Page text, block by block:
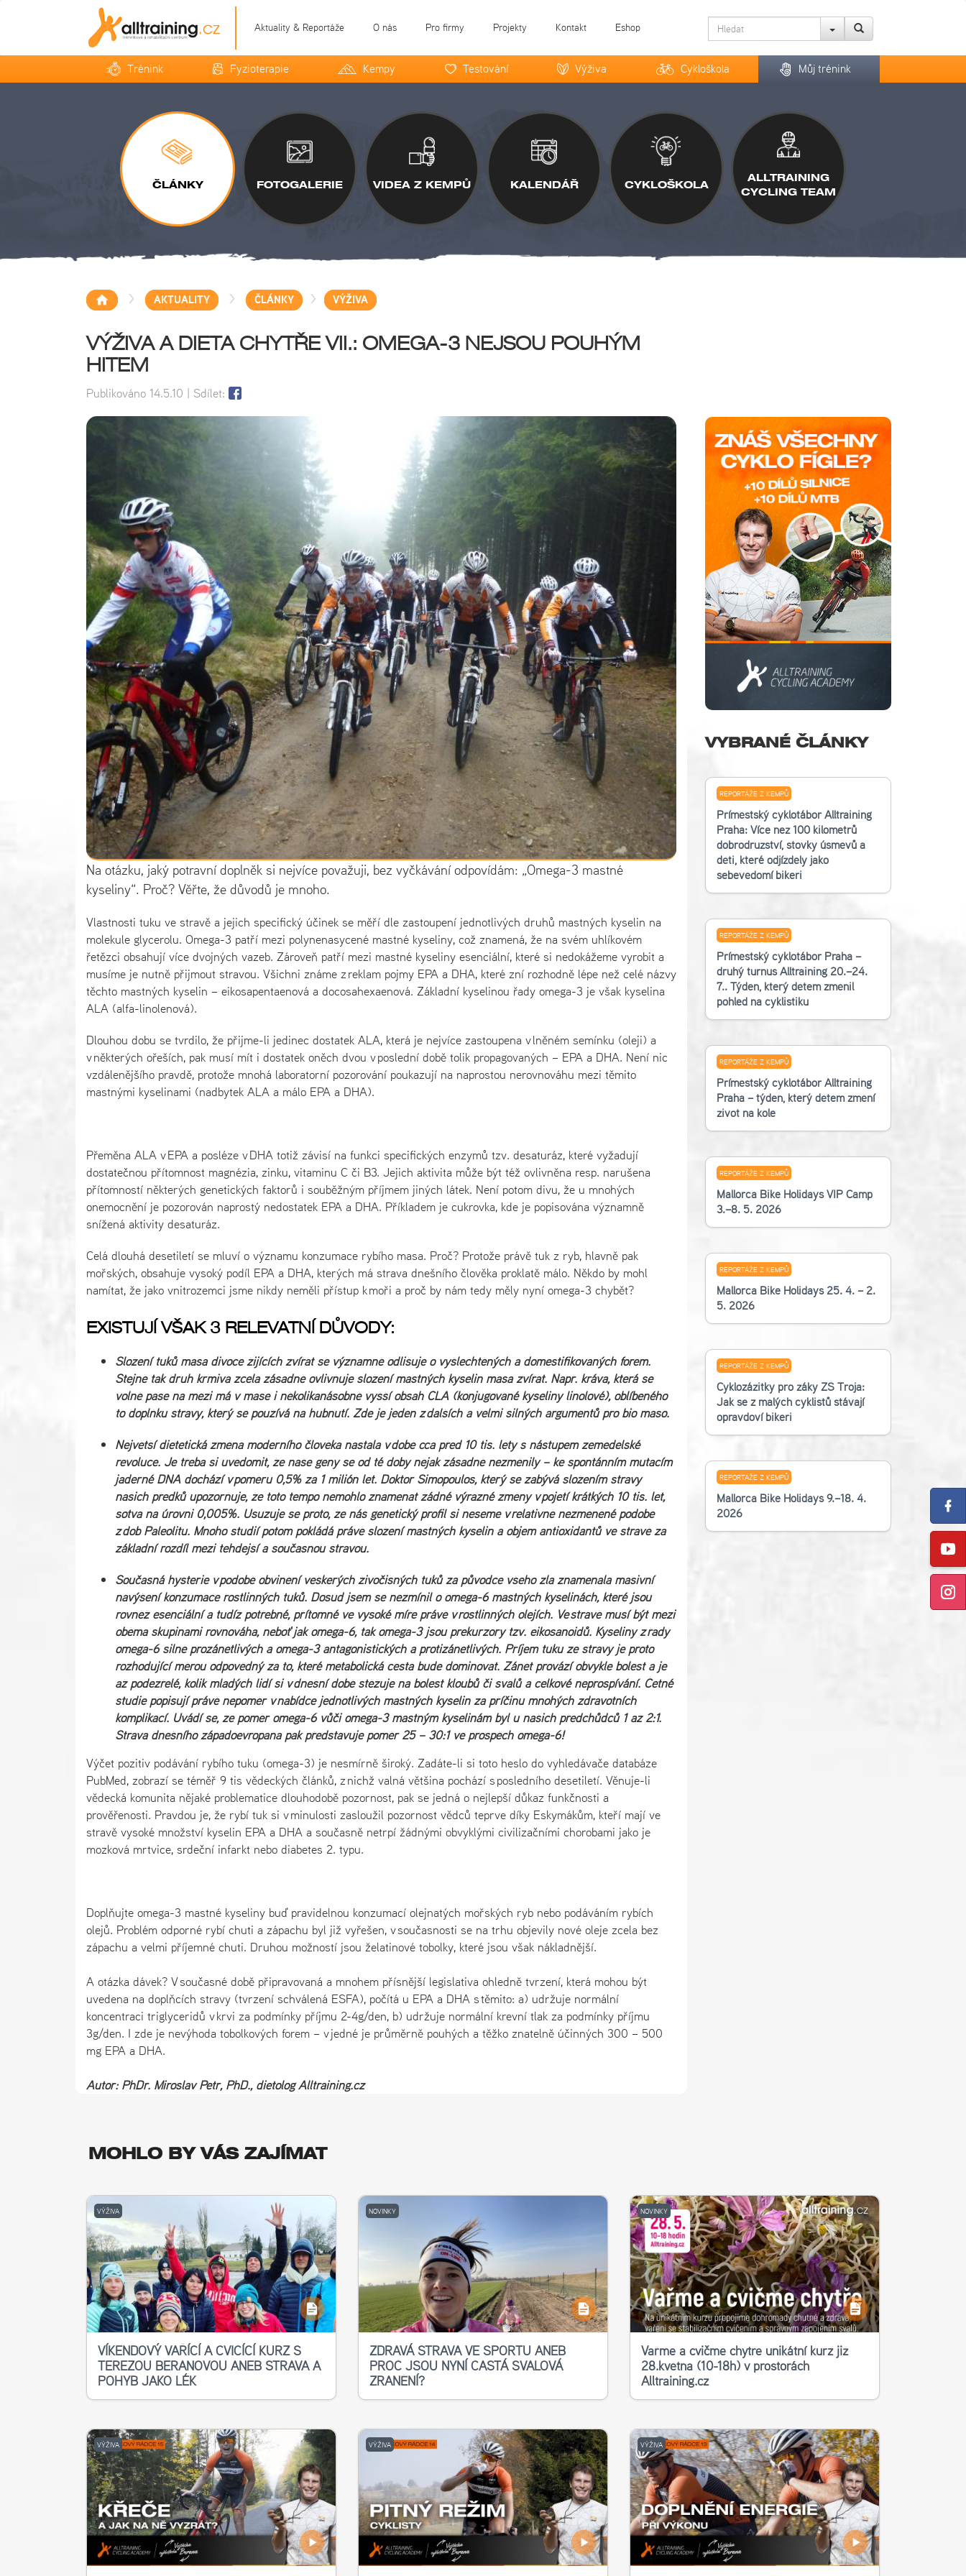
Aktuality & Reportáže O nás Pro firmy Projekty Kontakt Eshop
Trénink Fyzioterapie Kempy Testování Výživa Cykloškola Můj trénink
ČLÁNKY FOTOGALERIE VIDEA Z KEMPŮ KALENDÁŘ CYKLOŠKOLA
ALLTRAINING
CYCLING TEAM
> AKTUALITY > ČLÁNKY > VÝŽIVA
VÝŽIVA A DIETA CHYTŘE VII.: OMEGA-3 NEJSOU POUHÝM
HITEM
Publikováno 14.5.10 | Sdílet:
Na otázku, jaký potravní doplněk si nejvíce považuji, bez vyčkávání odpovídám: „Omega-3 mastné
kyseliny“. Proč? Věřte, že důvodů je mnoho.
Vlastnosti tuku ve stravě a jejich specifický účinek se měří dle zastoupení jednotlivých druhů mastných kyselin na
molekule glycerolu. Omega-3 patří mezi polynenasycené mastné kyseliny, což znamená, že na svém uhlíkovém
řetězci obsahují více dvojných vazeb. Zároveň patří mezi mastné kyseliny esenciální, které si nedokážeme vyrobit a
musíme je nutně přijmout stravou. Všichni známe z reklam pojmy EPA a DHA, které zní rozhodně lépe než celé názvy
těchto mastných kyselin – eikosapentaenová a docosahexaenová. Základní kyselinou řady omega-3 je však kyselina
ALA (alfa-linolenová).
Dlouhou dobu se tvrdilo, že přijme-li jedinec dostatek ALA, která je nejvíce zastoupena v lněném semínku (oleji) a
v některých ořeších, pak musí mít i dostatek oněch dvou v poslední době tolik propagovaných – EPA a DHA. Není nic
vzdálenějšího pravdě, protože mnohá laboratorní pozorování poukazují na naprostou nerovnováhu mezi těmito
mastnými kyselinami (nadbytek ALA a málo EPA a DHA).
Přeměna ALA v EPA a posléze v DHA totiž závisí na funkci specifických enzymů tzv. desaturáz, které vyžadují
dostatečnou přítomnost magnézia, zinku, vitaminu C či B3. Jejich aktivita může být též ovlivněna resp. narušena
přítomností některých genetických faktorů i souběžným příjmem jiných látek. Není potom divu, že u mnohých
onemocnění je pozorován naprostý nedostatek EPA a DHA. Příkladem je cukrovka, kde je popisována významně
snížená aktivity desaturáz.
Celá dlouhá desetiletí se mluví o významu konzumace rybího masa. Proč? Protože právě tuk z ryb, hlavně pak
mořských, obsahuje vysoký podíl EPA a DHA, kterých má strava dnešního člověka proklatě málo. Někdo by mohl
namítat, že jako vnitrozemci jsme nikdy neměli přístup k moři a proč by nám tedy měly nyní omega-3 chybět?
EXISTUJÍ VŠAK 3 RELEVATNÍ DŮVODY:
Složení tuků masa divoce žijících zvířat se významně odlišuje o vyšlechtěných a domestifikovaných forem.
Stejně tak druh krmiva zcela zásadně ovlivňuje složení mastných kyselin masa zvířat. Např. kráva, která se
volně pase na mezi má v mase i několikanásobně vyšší obsah CLA (konjugované kyseliny linolové), oblíbeného
to doplňku stravy, který se používá na hubnutí. Zde je jeden z dalších a velmi silných argumentů pro bio maso.
Největší dietetická změna moderního člověka nastala v době cca před 10 tis. lety s nástupem zemědělské
revoluce. Je třeba si uvědomit, že naše geny se od té doby nějak zásadně nezměnily – ke spontánním mutacím
jaderné DNA dochází v poměru 0,5% za 1 milión let. Doktor Simopoulos, který se zabývá složením stravy
našich předků upozorňuje, že toto tempo nemohlo znamenat žádné výrazné změny v pojetí krátkých 10 tis. let,
sotva na úrovni 0,005%. Usuzuje se proto, že náš genetický profil si neseme v relativně nezměněné podobě
z dob Paleolitu. Mnoho studií potom pokládá právě složení mastných kyselin a objem antioxidantů ve stravě za
základní rozdíl mezi tehdejší a současnou stravou.
Současná hysterie v podobě obvinění veškerých živočišných tuků za původce všeho zla znamenala masivní
navýšení konzumace rostlinných tuků. Dosud jsem se nezmínil o omega-6 mastných kyselinách, které jsou
rovněž esenciální a tudíž potřebné, přítomné ve vysoké míře právě v rostlinných olejích. Ve stravě musí být mezi
oběma skupinami rovnováha, neboť jak omega-6, tak omega-3 jsou prekurzory tzv. eikosanoidů. Kyseliny z řady
omega-6 silně prozánětlivých a omega-3 antagonistických a protizánětlivých. Příjem tuku ze stravy je proto
rozhodující měrou odpovědný za to, které metabolická cesta bude dominovat. Zánět provází obvykle bolest a je
až podezřelé, kolik mladých lidí si v dnešní době stěžuje na bolest kloubů či svalů a celkové neprospívání. Četné
studie popisují právě nepoměr v nabídce jednotlivých mastných kyselin za příčinu mnohých zdravotních
komplikací. Uvádí se, že poměr omega-6 vůči omega-3 mastným kyselinám byl u našich předchůdců 1 až 2:1.
Strava dnešního západoevropana pak představuje poměr 25 – 30:1 ve prospěch omega-6!
Výčet pozitiv podávání rybího tuku (omega-3) je nesmírně široký. Zadáte-li si toto heslo do vyhledávače databáze
PubMed, zobrazí se téměř 9 tis vědeckých článků, z nichž valná většina pochází s posledního desetiletí. Věnuje-li
vědecká komunita nějaké problematice dlouhodobě pozornost, pak se jedná o nejlepší důkaz funkčnosti a
prověřenosti. Pravdou je, že rybí tuk si v minulosti zasloužil pozornost vědců teprve díky Eskymákům, kteří mají ve
stravě vysoké množství kyselin EPA a DHA a současně netrpí žádnými obvyklými civilizačními chorobami jako je
mozková mrtvice, srdeční infarkt nebo diabetes 2. typu.
Doplňujte omega-3 mastné kyseliny buď pravidelnou konzumací olejnatých mořských ryb nebo podáváním rybích
olejů. Problém odporné rybí chuti a zápachu byl již vyřešen, v současnosti se na trhu objevily nové oleje zcela bez
zápachu a velmi příjemné chuti. Druhou možností jsou želatinové tobolky, které jsou však nákladnější.
A otázka dávek? V současné době připravovaná a mnohem přísnější legislativa ohledně tvrzení, která mohou být
uvedena na doplňcích stravy (tvrzení schválená ESFA), počítá u EPA a DHA s těmito: a) udržuje normální
koncentraci triglyceridů v krvi za podmínky příjmu 2-4g/den, b) udržuje normální krevní tlak za podmínky příjmu
3g/den. I zde je nevýhoda tobolkových forem – v jedné je průměrně pouhých a těžko znatelně účinných 300 – 500
mg EPA a DHA.
Autor: PhDr. Miroslav Petr, PhD., dietolog Alltraining.cz
VYBRANÉ ČLÁNKY
REPORTÁŽE Z KEMPŮ
Příměstský cyklotábor Alltraining
Praha: Více než 100 kilometrů
dobrodružství, stovky úsměvů a
děti, které odjížděly jako
sebevědomí bikeři
REPORTÁŽE Z KEMPŮ
Příměstský cyklotábor Praha –
druhý turnus Alltraining 20.–24.
7.. Týden, který dětem změnil
pohled na cyklistiku
REPORTÁŽE Z KEMPŮ
Příměstský cyklotábor Alltraining
Praha – týden, který dětem změní
život na kole
REPORTÁŽE Z KEMPŮ
Mallorca Bike Holidays VIP Camp
3.–8. 5. 2026
REPORTÁŽE Z KEMPŮ
Mallorca Bike Holidays 25. 4. – 2.
5. 2026
REPORTÁŽE Z KEMPŮ
Cyklozážitky pro žáky ZŠ Troja:
Jak se z malých cyklistů stávají
opravdoví bikeři
REPORTÁŽE Z KEMPŮ
Mallorca Bike Holidays 9.–18. 4.
2026
MOHLO BY VÁS ZAJÍMAT
VÝŽIVA
VÍKENDOVÝ VAŘÍCÍ A CVIČÍCÍ KURZ S
TEREZOU BERANOVOU ANEB STRAVA A
POHYB JAKO LÉK
NOVINKY
ZDRAVÁ STRAVA VE SPORTU ANEB
PROČ JSOU NYNÍ ČASTÁ SVALOVÁ
ZRANĚNÍ?
NOVINKY
Vařme a cvičme chytře unikátní kurz již
28.května (10-18h) v prostorách
Alltraining.cz
VÝŽIVA VÝŽIVA VÝŽIVA